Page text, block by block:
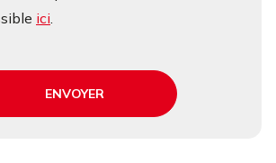
ici.
ENVOYER